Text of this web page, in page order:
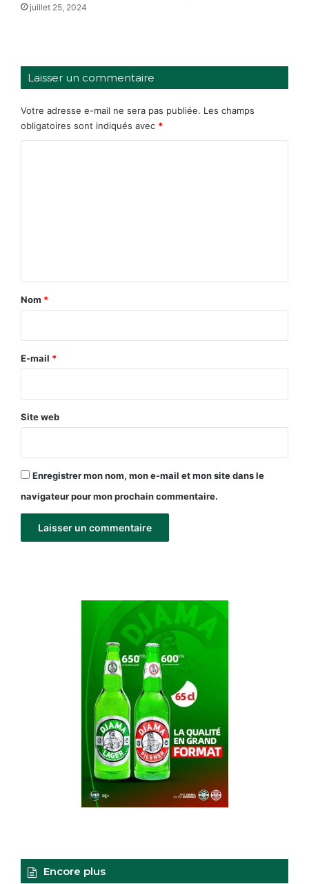
juillet 25, 2024
Laisser un commentaire
Votre adresse e-mail ne sera pas publiée. Les champs
obligatoires sont indiqués avec *
a
e
Nom *
E-mail *
Site web
Enregistrer mon nom, mon e-mail et mon site dans le
navigateur pour mon prochain commentaire.
Encore plus